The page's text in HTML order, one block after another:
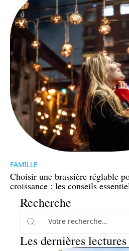
FAMILLE
Choisir une brassière réglable
croissance : les conseils
Recherche
Les dernières lectures